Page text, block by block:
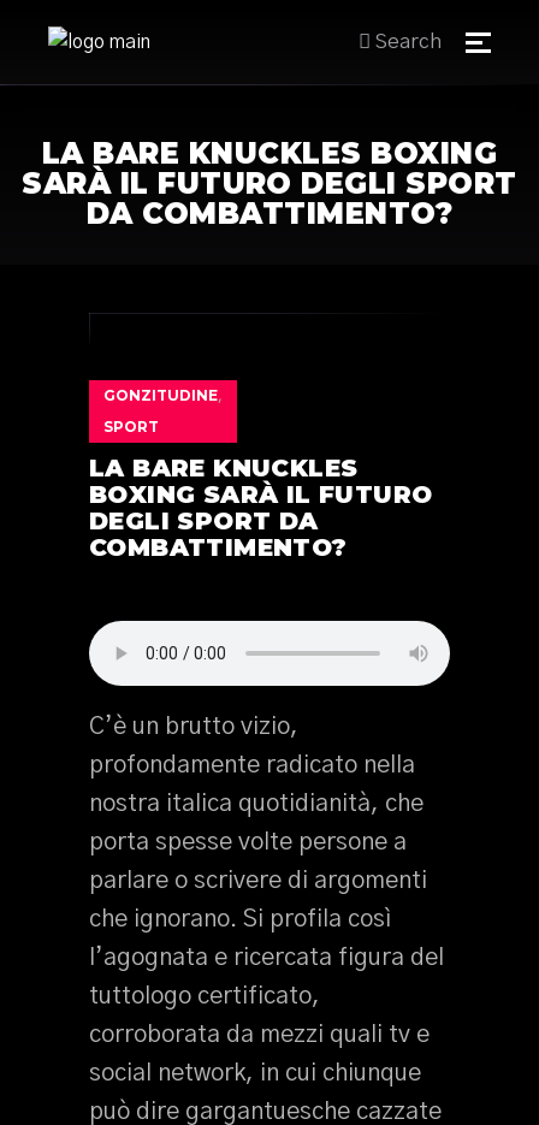
Search
LA BARE KNUCKLES BOXING
SARÀ IL FUTURO DEGLI SPORT
DA COMBATTIMENTO?
GONZITUDINE,
SPORT
LA BARE KNUCKLES
BOXING SARÀ IL FUTURO
DEGLI SPORT DA
COMBATTIMENTO?
C’è un brutto vizio,
profondamente radicato nella
nostra italica quotidianità, che
porta spesse volte persone a
parlare o scrivere di argomenti
che ignorano. Si profila così
l’agognata e ricercata figura del
tuttologo certificato,
corroborata da mezzi quali tv e
social network, in cui chiunque
può dire gargantuesche cazzate